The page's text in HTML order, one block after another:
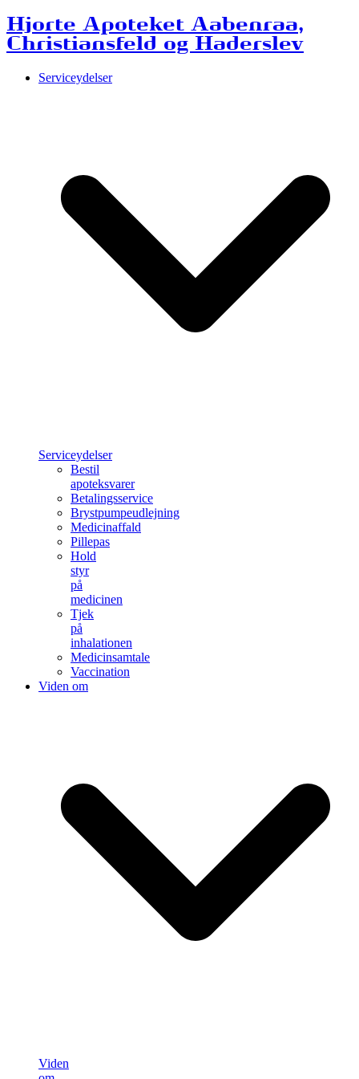
Hjorte Apoteket Aabenraa,
Christiansfeld og Haderslev
Serviceydelser
Serviceydelser
Bestil
apoteksvarer
Betalingsservice
Brystpumpeudlejning
Medicinaffald
Pillepas
Hold
styr
på
medicinen
Tjek
på
inhalationen
Medicinsamtale
Vaccination
Viden om
Viden